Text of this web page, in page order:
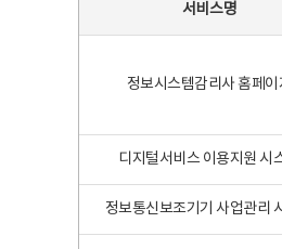
서비스명
정보시스템감리사 홈페이
디지털서비스 이용지원 시
정보통신보조기기 사업관리